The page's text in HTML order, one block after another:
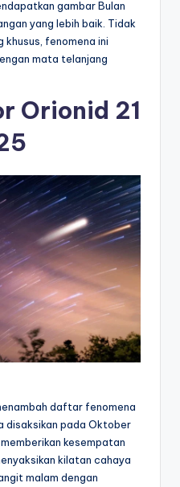
gambar Bulan
yang lebih baik. Tidak
fenomena ini
mata telanjang
Orionid 21
daftar fenomena
disaksikan pada Oktober
kesempatan
kilatan cahaya
malam dengan